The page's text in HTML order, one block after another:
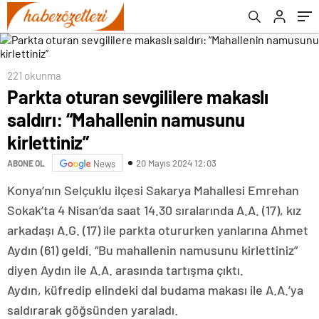
221 okunma
Parkta oturan sevgililere makaslı
saldırı: “Mahallenin namusunu
kirlettiniz”
ABONE OL News 20 Mayıs 2024 12:03
Konya’nın Selçuklu ilçesi Sakarya Mahallesi Emrehan
Sokak’ta 4 Nisan’da saat 14.30 sıralarında A.A. (17), kız
arkadaşı A.G. (17) ile parkta otururken yanlarına Ahmet
Aydın (61) geldi. “Bu mahallenin namusunu kirlettiniz”
diyen Aydın ile A.A. arasında tartışma çıktı.
Aydın, küfredip elindeki dal budama makası ile A.A.’ya
saldırarak göğsünden yaraladı.